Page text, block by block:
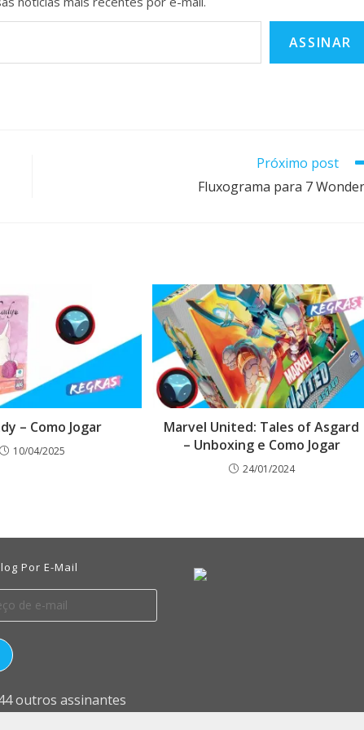
ASSINAR
Próximo post
Fluxograma para 7
– Como Jogar
10/04/2025
Marvel United: Tales of Asgard
– Unboxing e Como Jogar
24/01/2024
Por E-Mail
outros assinantes